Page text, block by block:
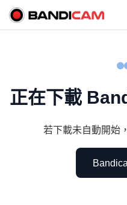
正在下載
若下載未自動開始